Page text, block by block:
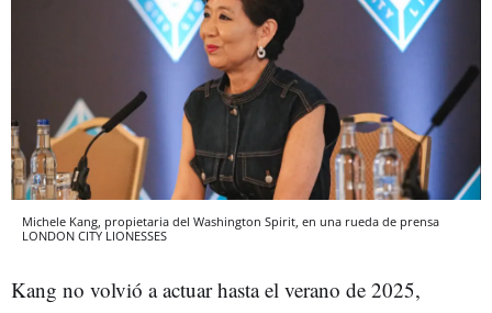
Michele Kang, propietaria del Washington Spirit, en una rueda de prensa
LONDON CITY LIONESSES
Kang no volvió a actuar hasta el verano de 2025,